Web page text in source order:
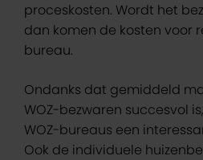
proceskosten. Wordt het
dan komen de kosten voor
bureau.
Ondanks dat gemiddeld
WOZ-bezwaren succesvol
WOZ-bureaus een
Ook de individuele